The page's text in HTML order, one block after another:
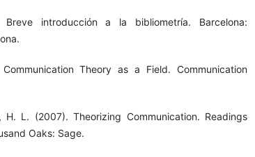
introducción a la bibliometría. Barcelona:
Theory as a Field. Communication
L. (2007). Theorizing Communication. Readings
Oaks: Sage.